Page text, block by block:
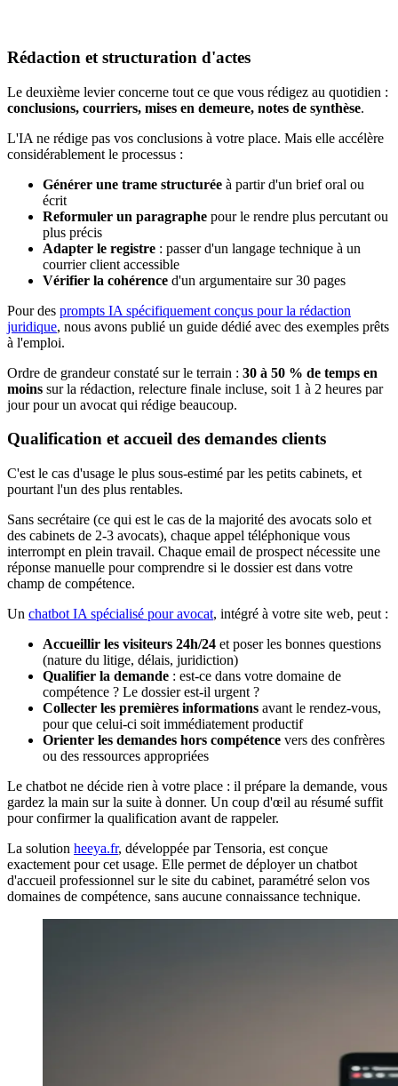
Rédaction et structuration d'actes
Le deuxième levier concerne tout ce que vous rédigez au quotidien :
conclusions, courriers, mises en demeure, notes de synthèse.
L'IA ne rédige pas vos conclusions à votre place. Mais elle accélère
considérablement le processus :
Générer une trame structurée à partir d'un brief oral ou
écrit
Reformuler un paragraphe pour le rendre plus percutant ou
plus précis
Adapter le registre : passer d'un langage technique à un
courrier client accessible
Vérifier la cohérence d'un argumentaire sur 30 pages
Pour des prompts IA spécifiquement conçus pour la rédaction
juridique, nous avons publié un guide dédié avec des exemples prêts
à l'emploi.
Ordre de grandeur constaté sur le terrain : 30 à 50 % de temps en
moins sur la rédaction, relecture finale incluse, soit 1 à 2 heures par
jour pour un avocat qui rédige beaucoup.
Qualification et accueil des demandes clients
C'est le cas d'usage le plus sous-estimé par les petits cabinets, et
pourtant l'un des plus rentables.
Sans secrétaire (ce qui est le cas de la majorité des avocats solo et
des cabinets de 2-3 avocats), chaque appel téléphonique vous
interrompt en plein travail. Chaque email de prospect nécessite une
réponse manuelle pour comprendre si le dossier est dans votre
champ de compétence.
Un chatbot IA spécialisé pour avocat, intégré à votre site web, peut :
Accueillir les visiteurs 24h/24 et poser les bonnes questions
(nature du litige, délais, juridiction)
Qualifier la demande : est-ce dans votre domaine de
compétence ? Le dossier est-il urgent ?
Collecter les premières informations avant le rendez-vous,
pour que celui-ci soit immédiatement productif
Orienter les demandes hors compétence vers des confrères
ou des ressources appropriées
Le chatbot ne décide rien à votre place : il prépare la demande, vous
gardez la main sur la suite à donner. Un coup d'œil au résumé suffit
pour confirmer la qualification avant de rappeler.
La solution heeya.fr, développée par Tensoria, est conçue
exactement pour cet usage. Elle permet de déployer un chatbot
d'accueil professionnel sur le site du cabinet, paramétré selon vos
domaines de compétence, sans aucune connaissance technique.